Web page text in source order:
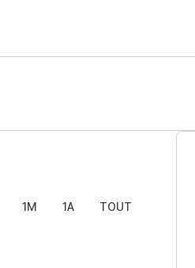
1M 1A TOUT